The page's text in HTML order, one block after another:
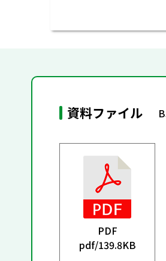
資料ファイル
PDF
pdf/139.8KB